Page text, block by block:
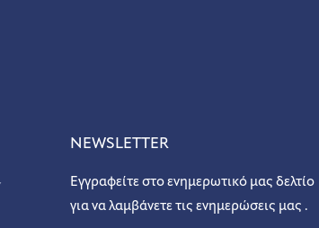
NEWSLETTER
Εγγραφείτε στο ενημερωτικό μας δελτίο
για να λαμβάνετε τις ενημερώσεις μας .